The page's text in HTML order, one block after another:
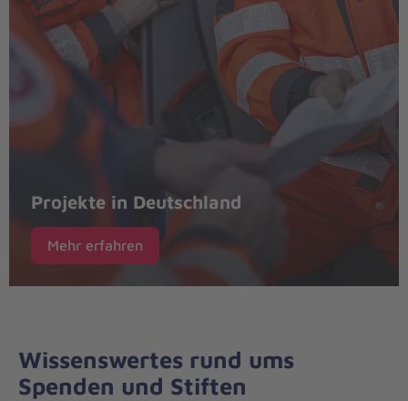
Projekte in Deutschland
Mehr erfahren
Wissenswertes rund ums
Spenden und Stiften